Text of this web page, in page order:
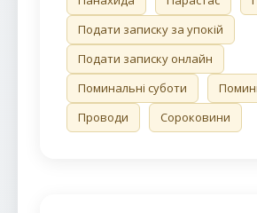
Подати записку за упокій
Подати записку онлайн
Поминальні суботи
Проводи
Сороковини